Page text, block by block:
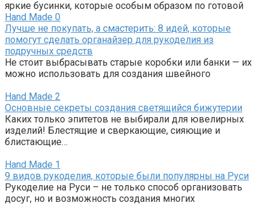
яркие бусинки, которые особым образом по готовой
Hand Made 0
Лучше не покупать, а смастерить: 8 идей, которые
помогут сделать органайзер для рукоделия из
подручных средств
Не стоит выбрасывать старые коробки или банки — их
можно использовать для создания швейного
Hand Made 2
Основные секреты создания светящийся бижутерии
Каких только эпитетов не выбирали для ювелирных
изделий! Блестящие и сверкающие, сияющие и
блистающие…
Hand Made 1
9 видов рукоделия, которые были популярны на Руси
Рукоделие на Руси – не только способ организовать
досуг, но и возможность создания многих